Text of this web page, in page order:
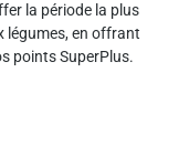
la période la plus
légumes, en offrant
points SuperPlus.